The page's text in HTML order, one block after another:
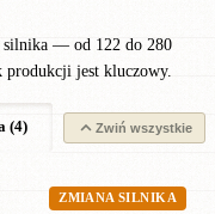
silnika — od 122 do 280
jest kluczowy.
(4) Zwiń wszystkie
ZMIANA SILNIKA